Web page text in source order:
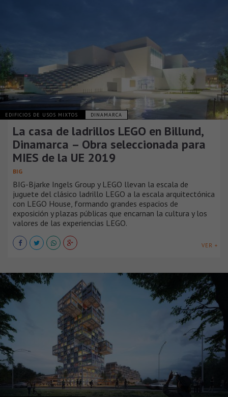
EDIFICIOS DE USOS MIXTOS DINAMARCA
La casa de ladrillos LEGO en Billund,
Dinamarca – Obra seleccionada para
MIES de la UE 2019
BIG
BIG-Bjarke Ingels Group y LEGO llevan la escala de
juguete del clásico ladrillo LEGO a la escala arquitectónica
con LEGO House, formando grandes espacios de
exposición y plazas públicas que encarnan la cultura y los
valores de las experiencias LEGO.
VER +